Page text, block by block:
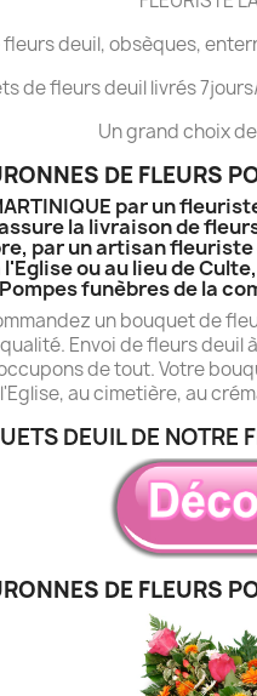
deuil, obsèques,
de fleurs deuil livrés
Un grand choix
DE FLEURS
par un
la livraison de
par un artisan
l'Eglise ou au lieu de
funèbres de la
un bouquet de
Envoi de fleurs
de tout. Votre
au cimetière, au
DEUIL DE
DE FLEURS